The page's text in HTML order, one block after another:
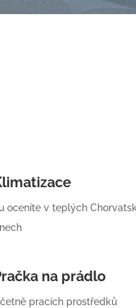
oceníte v teplých
na prádlo
pracích prostředků